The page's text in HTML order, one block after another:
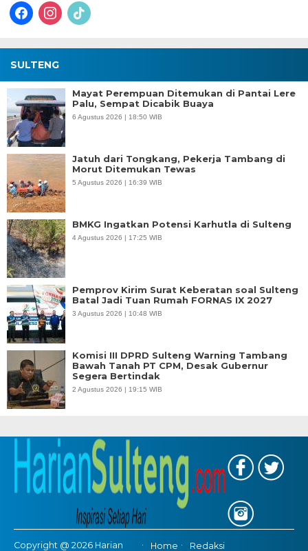
facebookinstagram
tiktok
SULTENG
Mayat Perempuan Ditemukan di Pantai Lere
Palu, Sempat Dicabik Buaya
6 Agustus 2026 | 18:50 WIB
Jatuh dari Tongkang, Pekerja Tambang di
Morut Ditemukan Tewas
5 Agustus 2026 | 16:39 WIB
BMKG Ingatkan Potensi Karhutla di Sulteng
4 Agustus 2026 | 17:25 WIB
Pemprov Kirim Surat Keberatan soal Sulteng
Batal Jadi Tuan Rumah FORNAS IX 2027
3 Agustus 2026 | 10:48 WIB
Komisi III DPRD Sulteng Warning Tambang
Bawah Tanah PT CPM, Desak Gubernur
Segera Bertindak
2 Agustus 2026 | 19:15 WIB
Copyright @ 2026 Harian
Home Redaksi